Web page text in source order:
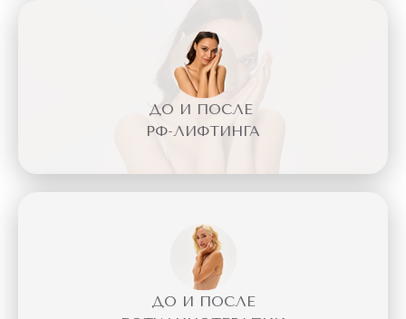
ДО И ПОСЛЕ
РФ-ЛИФТИНГА
ДО И ПОСЛЕ